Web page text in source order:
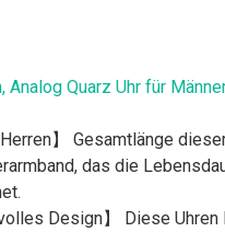
Analog Quarz Uhr für
】 Gesamtlänge
das die
Design】 Diese